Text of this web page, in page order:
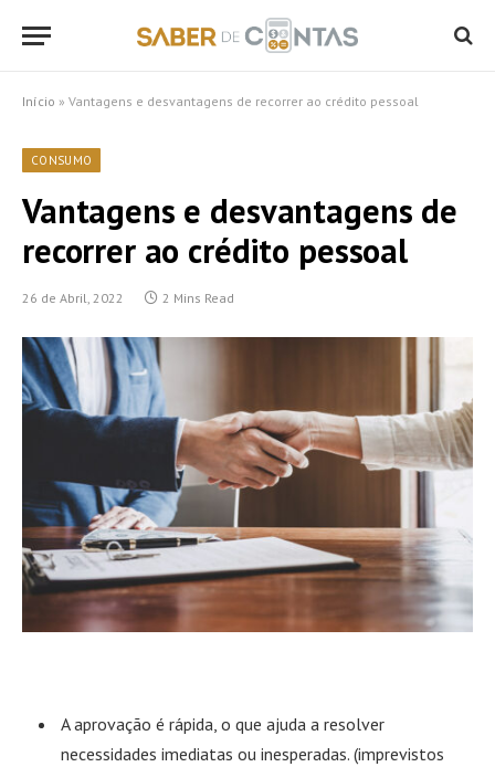
Início » Vantagens e desvantagens de recorrer ao crédito pessoal
CONSUMO
Vantagens e desvantagens de
recorrer ao crédito pessoal
26 de Abril, 2022 2 Mins Read
A aprovação é rápida, o que ajuda a resolver
necessidades imediatas ou inesperadas. (imprevistos